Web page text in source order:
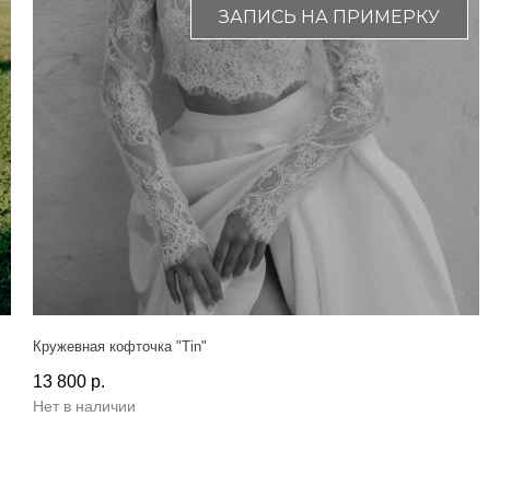
ЗАПИСЬ НА ПРИМЕРКУ
Кружевная кофточка "Tin"
13 800 р.
Нет в наличии